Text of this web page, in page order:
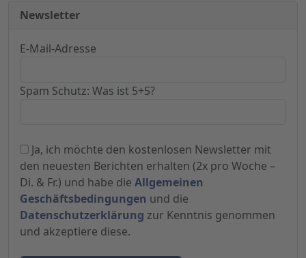
Newsletter
E-Mail-Adresse
Spam Schutz: Was ist 5+5?
Ja, ich möchte den kostenlosen Newsletter mit
den neuesten Berichten erhalten (2x pro Woche –
Di. & Fr.) und habe die Allgemeinen
Geschäftsbedingungen und die
Datenschutzerklärung zur Kenntnis genommen
und akzeptiere diese.